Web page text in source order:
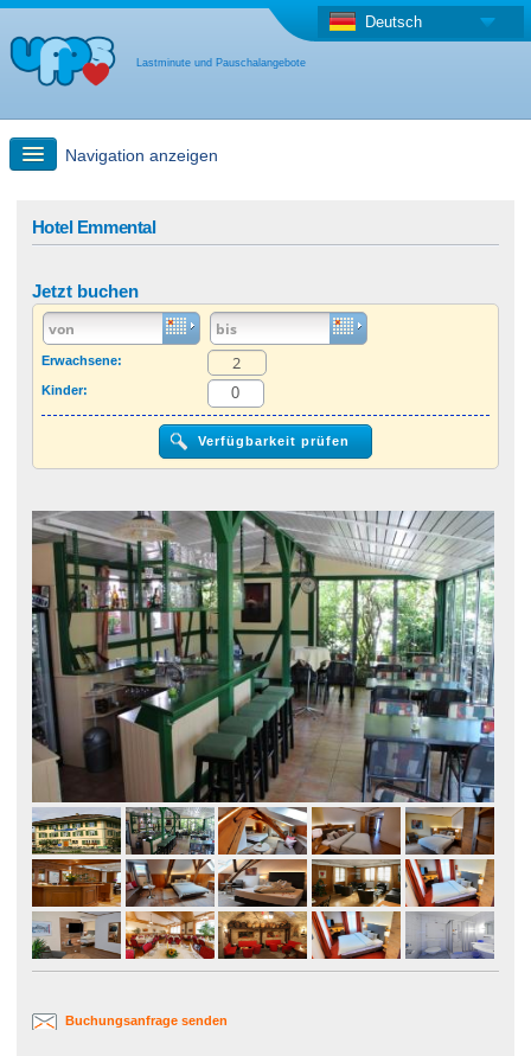
Lastminute und Pauschalangebote
Deutsch
Navigation anzeigen
Last Minute Angebot + Pauschalangebot
Anderes Land
Hotel Emmental
Jetzt buchen
Erwachsene:
Kinder:
Buchungsanfrage senden